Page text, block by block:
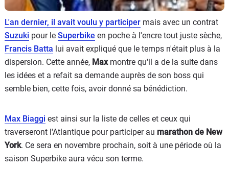
L'an dernier, il avait voulu y participer mais avec un contrat
Suzuki pour le Superbike en poche à l'encre tout juste sèche,
Francis Batta lui avait expliqué que le temps n'était plus à la
dispersion. Cette année, Maxmontre qu'il a de la suite dans
les idées et a refait sa demande auprès de son boss qui
semble bien, cette fois, avoir donné sa bénédiction.
Max Biaggi est ainsi sur la liste de celles et ceux qui
traverseront l'Atlantique pour participer au marathon de New
York. Ce sera en novembre prochain, soit à une période où la
saison Superbike aura vécu son terme.